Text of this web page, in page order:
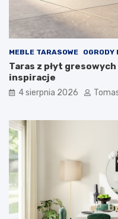
MEBLE TARASOWE OGRODY
Taras z płyt
inspiracje
4 sierpnia 2026